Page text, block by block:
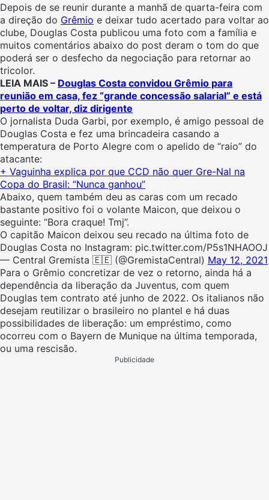
Depois de se reunir durante a manhã de quarta-feira com
a direção do Grêmio e deixar tudo acertado para voltar ao
clube, Douglas Costa publicou uma foto com a família e
muitos comentários abaixo do post deram o tom do que
poderá ser o desfecho da negociação para retornar ao
tricolor.
LEIA MAIS – Douglas Costa convidou Grêmio para
reunião em casa, fez “grande concessão salarial” e está
perto de voltar, diz dirigente
O jornalista Duda Garbi, por exemplo, é amigo pessoal de
Douglas Costa e fez uma brincadeira casando a
temperatura de Porto Alegre com o apelido de “raio” do
atacante:
+ Vaguinha explica por que CCD não quer Gre-Nal na
Copa do Brasil: “Nunca ganhou”
Abaixo, quem também deu as caras com um recado
bastante positivo foi o volante Maicon, que deixou o
seguinte: “Bora craque! Tmj”.
O capitão Maicon deixou seu recado na última foto de
Douglas Costa no Instagram: pic.twitter.com/P5s1NHAOOJ
— Central Gremista 🇪🇪 (@GremistaCentral) May 12, 2021
Para o Grêmio concretizar de vez o retorno, ainda há a
dependência da liberação da Juventus, com quem
Douglas tem contrato até junho de 2022. Os italianos não
desejam reutilizar o brasileiro no plantel e há duas
possibilidades de liberação: um empréstimo, como
ocorreu com o Bayern de Munique na última temporada,
ou uma rescisão.
Publicidade